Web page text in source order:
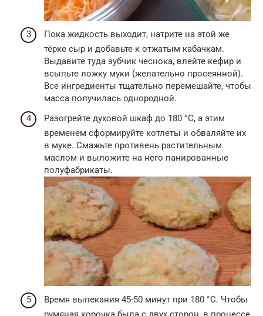
Пока жидкость выходит, натрите на этой же
тёрке сыр и добавьте к отжатым кабачкам.
Выдавите туда зубчик чеснока, влейте кефир и
всыпьте ложку муки (желательно просеянной).
Все ингредиенты тщательно перемешайте, чтобы
масса получилась однородной.
Разогрейте духовой шкаф до 180 °C, а этим
временем сформируйте котлеты и обваляйте их
в муке. Смажьте противень растительным
маслом и выложите на него панированные
полуфабрикаты.
Время выпекания 45-50 минут при 180 °C. Чтобы